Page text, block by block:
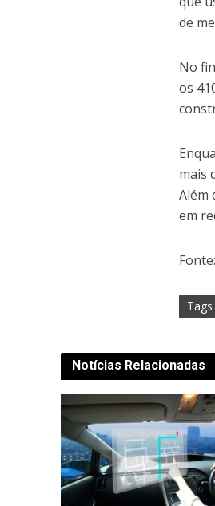
de
No
os
mais
Além
em
Tags
Notícias Relacionadas